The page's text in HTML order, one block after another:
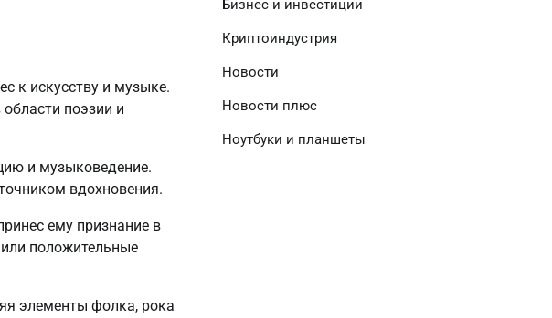
к искусству и музыке.
поэзии и
и музыковедение.
вдохновения.
ему признание в
положительные
элементы фолка, рока
Бизнес и инвестиции
Криптоиндустрия
Новости
Новости плюс
Ноутбуки и планшеты